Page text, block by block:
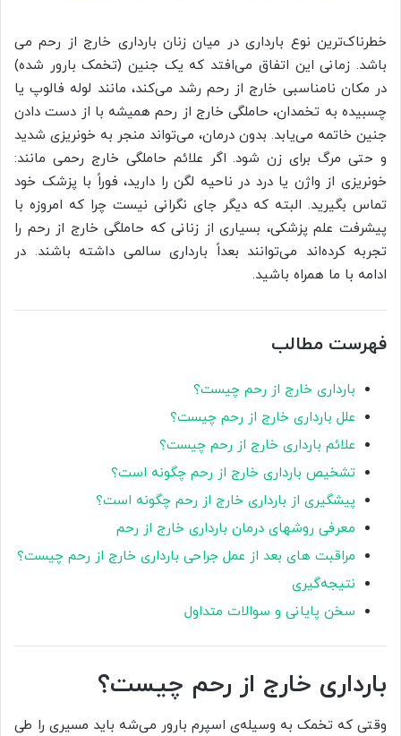
خطرناک‌ترین نوع بارداری در میان زنان بارداری خارج از رحم می
باشد. زمانی این اتفاق می‌افتد که یک جنین (تخمک بارور شده)
در مکان نامناسبی خارج از رحم رشد می‌کند، مانند لوله فالوپ یا
چسبیده به تخمدان، حاملگی خارج از رحم همیشه با از دست دادن
جنین خاتمه می‌یابد. بدون درمان، می‌تواند منجر به خونریزی شدید
و حتی مرگ برای زن شود. اگر علائم حاملگی خارج رحمی مانند:
خونریزی از واژن یا درد در ناحیه لگن را دارید، فوراً با پزشک خود
تماس بگیرید. البته که دیگر جای نگرانی نیست چرا که امروزه با
پیشرفت علم پزشکی، بسیاری از زنانی که حاملگی خارج از رحم را
تجربه کرده‌اند می‌توانند بعداً بارداری سالمی داشته باشند. در
ادامه با ما همراه باشید.
فهرست مطالب
بارداری خارج از رحم چیست؟
علل بارداری خارج از رحم چیست؟
علائم بارداری خارج از رحم چیست؟
تشخیص بارداری خارج از رحم چگونه است؟
پیشگیری از بارداری خارج از رحم چگونه است؟
معرفی روشهای درمان بارداری خارج از رحم
مراقبت های بعد از عمل جراحی بارداری خارج از رحم چیست؟
نتیجه‌گیری
سخن پایانی و سوالات متداول
بارداری خارج از رحم چیست؟
وقتی که تخمک به وسیله‌ی اسپرم بارور می‌شه باید مسیری را طی